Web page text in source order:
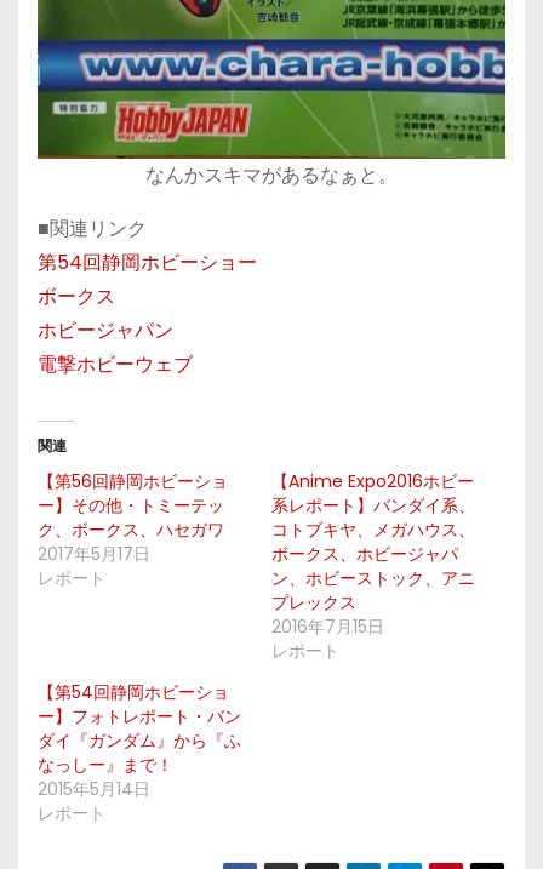
なんかスキマがあるなぁと。
■関連リンク
第54回静岡ホビーショー
ボークス
ホビージャパン
電撃ホビーウェブ
関連
【第56回静岡ホビーショ
ー】その他・トミーテッ
ク、ボークス、ハセガワ
2017年5月17日
レポート
【Anime Expo2016ホビー
系レポート】バンダイ系、
コトブキヤ、メガハウス、
ボークス、ホビージャパ
ン、ホビーストック、アニ
プレックス
2016年7月15日
レポート
【第54回静岡ホビーショ
ー】フォトレポート・バン
ダイ『ガンダム』から『ふ
なっしー』まで！
2015年5月14日
レポート